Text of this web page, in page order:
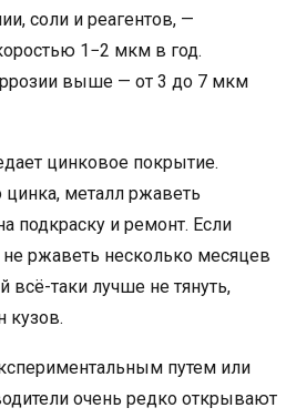
соли и реагентов, —
1−2 мкм в год.
выше — от 3 до 7 мкм
цинковое покрытие.
цинка, металл ржаветь
подкраску и ремонт. Если
не ржаветь несколько месяцев
всё-таки лучше не тянуть,
кузов.
путем или
очень редко открывают